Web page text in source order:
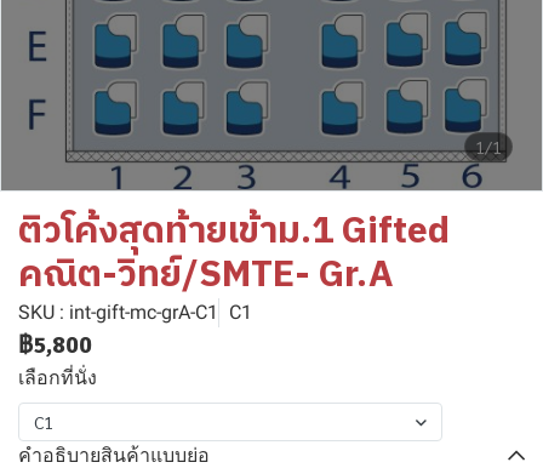
1/1
ติวโค้งสุดท้ายเข้าม.1 Gifted
คณิต-วิทย์/SMTE- Gr.A
SKU : int-gift-mc-grA-C1 C1
฿5,800
เลือกที่นั่ง
C1
คำอธิบายสินค้าแบบย่อ